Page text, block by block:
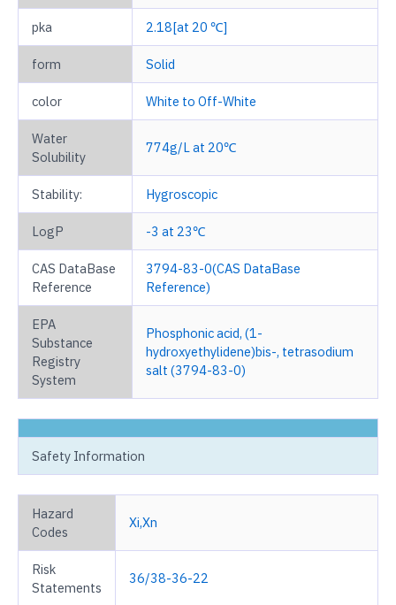
pka 2.18[at 20 ℃]
form Solid
color White to Off-White
Water
Solubility
774g/L at 20℃
Stability: Hygroscopic
LogP -3 at 23℃
CAS DataBase
Reference
3794-83-0(CAS DataBase
Reference)
EPA
Substance
Registry
System
Phosphonic acid, (1-
hydroxyethylidene)bis-, tetrasodium
salt (3794-83-0)
Safety Information
Hazard
Codes
Xi,Xn
Risk
Statements
36/38-36-22